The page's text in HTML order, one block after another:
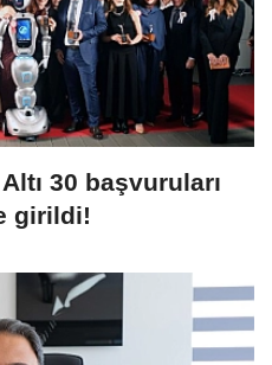
30 başvuruları
girildi!